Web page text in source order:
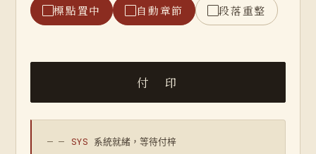
標點置中
自動章節 段落重整
— — SYS 系統就緒，等待付梓